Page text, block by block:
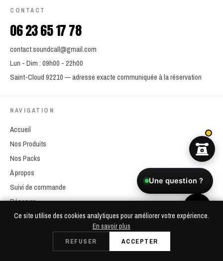
Retrait à Saint-Cloud
CONTACT
06 23 65 17 78
contact.soundcall@gmail.com
Lun - Dim : 09h00 - 22h00
Saint-Cloud 92210 — adresse exacte communiquée à la réservation
NAVIGATION
Accueil
Nos Produits
Nos Packs
À propos
Suivi de commande
Réserver
Mon Compte
NOS SERVICES
Ce site utilise des cookies analytiques pour améliorer votre expérience.
En savoir plus
REFUSER ACCEPTER
Une question ?